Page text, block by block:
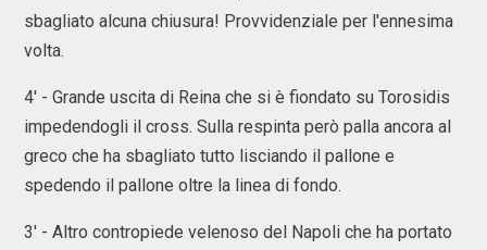
sbagliato alcuna chiusura! Provvidenziale per l'ennesima
volta.
4' - Grande uscita di Reina che si è fiondato su Torosidis
impedendogli il cross. Sulla respinta però palla ancora al
greco che ha sbagliato tutto lisciando il pallone e
spedendo il pallone oltre la linea di fondo.
3' - Altro contropiede velenoso del Napoli che ha portato